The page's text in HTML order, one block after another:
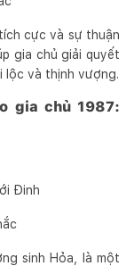
cực và sự thuận
gia chủ giải quyết
lộc và thịnh vượng.
gia chủ 1987:
Đinh
sinh Hỏa, là một